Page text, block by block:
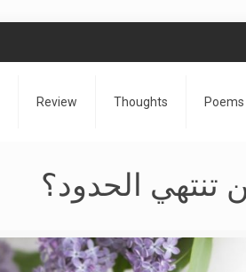
Review Thoughts Poems
تنتهي الحدود؟